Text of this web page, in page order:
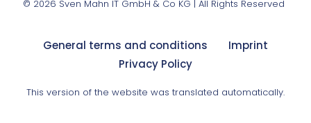
© 2026 Sven Mahn IT GmbH & Co KG | All Rights Reserved
General terms and conditions
Imprint
Privacy Policy
This version of the website was translated automatically.